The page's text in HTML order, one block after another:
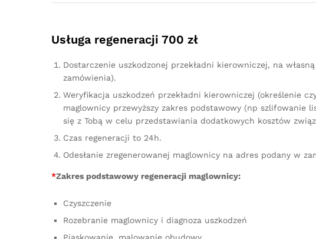
Usługa regeneracji 700 zł
Dostarczenie uszkodzonej przekładni kierowniczej, na
zamówienia).
Weryfikacja uszkodzeń przekładni kierowniczej (określenie
maglownicy przewyższy zakres podstawowy (np szlifowanie
się z Tobą w celu przedstawiania dodatkowych kosztów
Czas regeneracji to 24h.
Odesłanie zregenerowanej maglownicy na adres podany w
*Zakres podstawowy regeneracji maglownicy:
Czyszczenie
Rozebranie maglownicy i diagnoza uszkodzeń
Piaskowanie, malowanie obudowy